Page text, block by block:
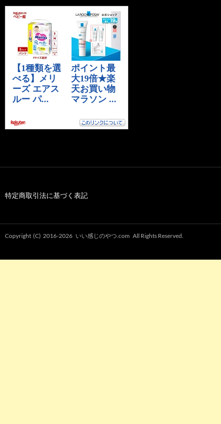
特定商取引法に基づく表記
Copyright (C) 2016-2026 いい感じのやつ.com All Rights Reserved.